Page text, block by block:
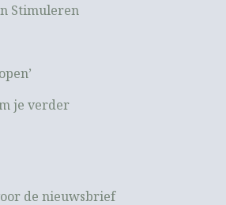
Stimuleren
je verder
de nieuwsbrief